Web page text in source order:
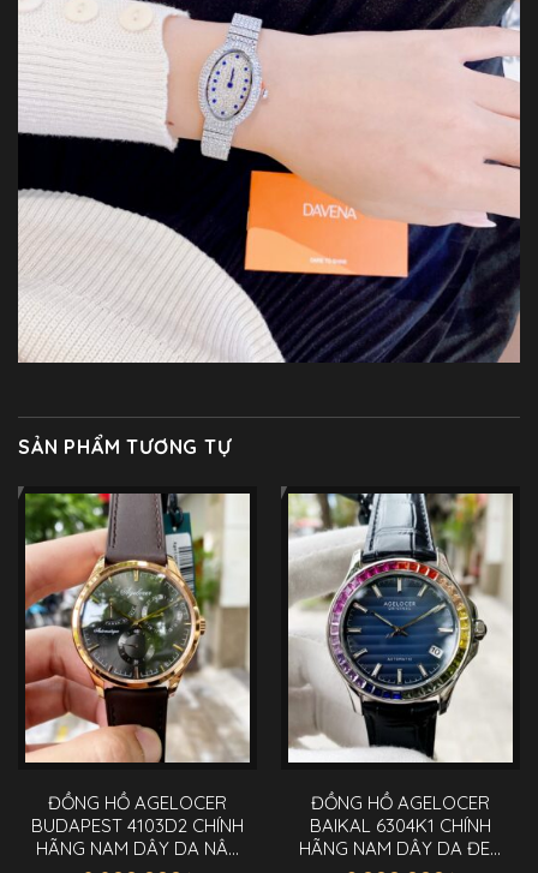
SẢN PHẨM TƯƠNG TỰ
ĐỒNG HỒ AGELOCER
BUDAPEST 4103D2 CHÍNH
HÃNG NAM DÂY DA NÂU
ĐỒNG HỒ AGELOCER
BAIKAL 6304K1 CHÍNH
HÃNG NAM DÂY DA ĐEN